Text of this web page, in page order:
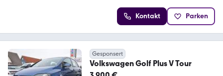
Kontakt Parken
Gesponsert
Volkswagen Golf Plus V Tour